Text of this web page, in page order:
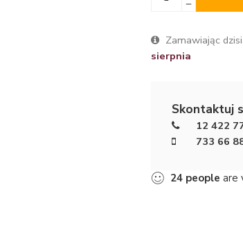
Zamawiając
sierpnia
Skontaktuj
12 422
733 66
22 people are